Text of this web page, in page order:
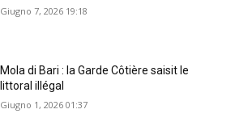
Giugno 7, 2026 19:18
Mola di Bari : la Garde Côtière saisit le
littoral illégal
Giugno 1, 2026 01:37